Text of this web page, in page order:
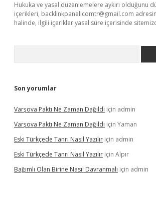
Hukuka ve yasal düzenlemelere aykırı olduğunu
içerikleri, backlinkpanelicomtr@gmail.com
halinde, ilgili içerikler yasal süre içerisinde
Son yorumlar
Varşova Paktı Ne Zaman Dağıldı için admin
Varşova Paktı Ne Zaman Dağıldı için Yaman
Eski Türkçede Tanrı Nasıl Yazılır için admin
Eski Türkçede Tanrı Nasıl Yazılır için Alpır
Bağımlı Olan Birine Nasıl Davranmalı için admin